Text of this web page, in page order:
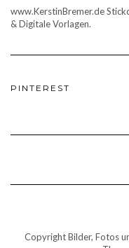
www.KerstinBremer.de
& Digitale Vorlagen.
PINTEREST
Copyright Bilder, Fotos